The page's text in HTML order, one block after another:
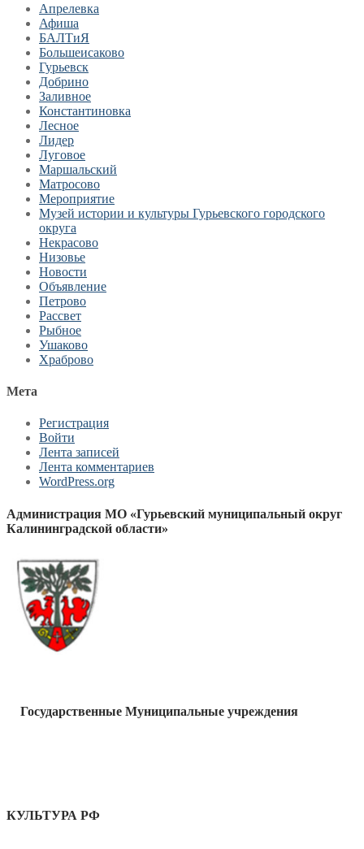
Апрелевка
Афиша
БАЛТиЯ
Большеисаково
Гурьевск
Добрино
Заливное
Константиновка
Лесное
Лидер
Луговое
Маршальский
Матросово
Мероприятие
Музей истории и культуры Гурьевского городского
округа
Некрасово
Низовье
Новости
Объявление
Петрово
Рассвет
Рыбное
Ушаково
Храброво
Мета
Регистрация
Войти
Лента записей
Лента комментариев
WordPress.org
Администрация МО «Гурьевский муниципальный округ
Калининградской области»
Государственные Муниципальные учреждения
КУЛЬТУРА РФ